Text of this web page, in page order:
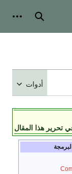
بحث
أدوات
هذا المقال